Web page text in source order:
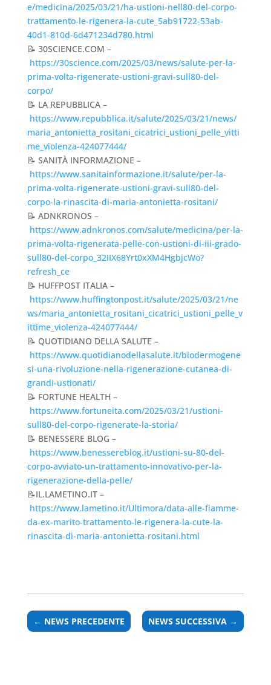
e/medicina/2025/03/21/ha-ustioni-nell80-del-corpo-
trattamento-le-rigenera-la-cute_5ab91722-53ab-
40d1-810d-6d471234d780.html
📝 30SCIENCE.COM –
https://30science.com/2025/03/news/salute-per-la-
prima-volta-rigenerate-ustioni-gravi-sull80-del-
corpo/
📝 LA REPUBBLICA –
https://www.repubblica.it/salute/2025/03/21/news/
maria_antonietta_rositani_cicatrici_ustioni_pelle_vitti
me_violenza-424077444/
📝 SANITÀ INFORMAZIONE –
https://www.sanitainformazione.it/salute/per-la-
prima-volta-rigenerate-ustioni-gravi-sull80-del-
corpo-la-rinascita-di-maria-antonietta-rositani/
📝 ADNKRONOS –
https://www.adnkronos.com/salute/medicina/per-la-
prima-volta-rigenerata-pelle-con-ustioni-di-iii-grado-
sull80-del-corpo_32IIX68Yrt0xXM4HgbjcWo?
refresh_ce
📝 HUFFPOST ITALIA –
https://www.huffingtonpost.it/salute/2025/03/21/ne
ws/maria_antonietta_rositani_cicatrici_ustioni_pelle_v
ittime_violenza-424077444/
📝 QUOTIDIANO DELLA SALUTE –
https://www.quotidianodellasalute.it/biodermogene
si-una-rivoluzione-nella-rigenerazione-cutanea-di-
grandi-ustionati/
📝 FORTUNE HEALTH –
https://www.fortuneita.com/2025/03/21/ustioni-
sull80-del-corpo-rigenerate-la-storia/
📝 BENESSERE BLOG –
https://www.benessereblog.it/ustioni-su-80-del-
corpo-avviato-un-trattamento-innovativo-per-la-
rigenerazione-della-pelle/
📝IL.LAMETINO.IT –
https://www.lametino.it/Ultimora/data-alle-fiamme-
da-ex-marito-trattamento-le-rigenera-la-cute-la-
rinascita-di-maria-antonietta-rositani.html
← NEWS PRECEDENTE NEWS SUCCESSIVA →